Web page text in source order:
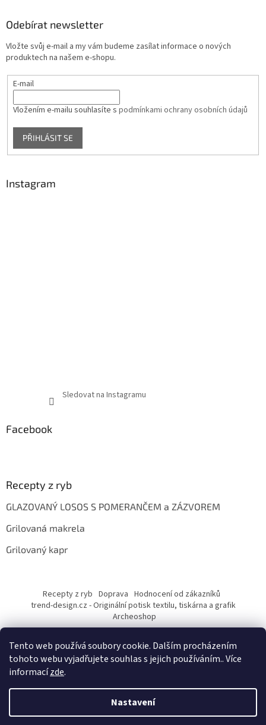
Tento web používá soubory cookie. Dalším procházením
tohoto webu vyjadřujete souhlas s jejich používáním.. Více
informacízde.
Nastavení
Odebírat newsletter
Vložte svůj e-mail a my vám budeme zasílat informace o nových
produktech na našem e-shopu.
E-mail
Vložením e-mailu souhlasíte s podmínkami ochrany osobních údajů
PŘIHLÁSIT SE
Instagram
Sledovat na Instagramu
Facebook
Recepty z ryb
GLAZOVANÝ LOSOS S POMERANČEM a ZÁZVOREM
Grilovaná makrela
Grilovaný kapr
Recepty z ryb Doprava Hodnocení od zákazníků
trend-design.cz - Originální potisk textilu, tiskárna a grafik
Archeoshop
Vytvořil Shoptet